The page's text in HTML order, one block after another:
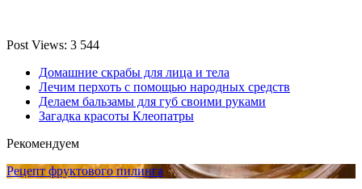
Post Views: 3 544
Домашние скрабы для лица и тела
Лечим перхоть с помощью народных средств
Делаем бальзамы для губ своими руками
Загадка красоты Клеопатры
Рекомендуем
Рецепт фруктового пилинга